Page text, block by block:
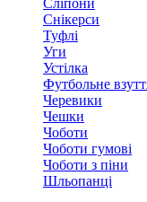
Сліпони
Снікерси
Туфлі
Уги
Устілка
Футбольне
Черевики
Чешки
Чоботи
Чоботи гумові
Чоботи з піни
Шльопанці